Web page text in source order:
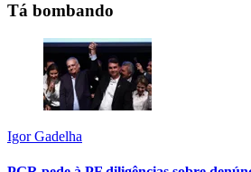
Tá bombando
Igor Gadelha